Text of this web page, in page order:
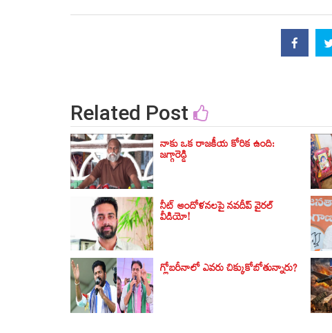
Related Post
నాకు ఒక రాజకీయ కోరిక ఉంది:
జగ్గారెడ్డి
నీట్ ఆందోళనలపై నవదీప్ వైరల్
వీడియో!
గ్లోబరీనాలో ఎవరు చిక్కుకోబోతున్నారు?